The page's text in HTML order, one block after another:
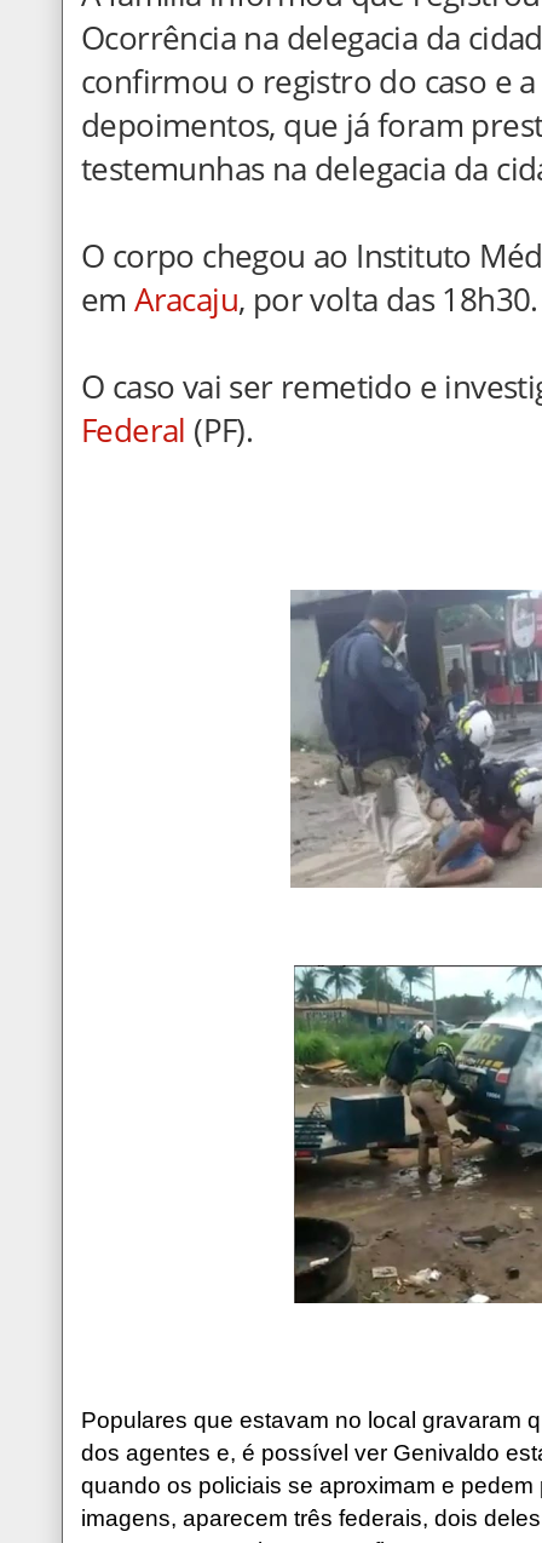
Ocorrência na delegacia da
confirmou o registro do caso e
depoimentos, que já foram
testemunhas na delegacia da
O corpo chegou ao Instituto
emAracaju, por volta das 18h30.
O caso vai ser remetido e
Federal (PF).
Populares que estavam no local gravaram
dos agentes e, é possível ver Genivaldo
quando os policiais se aproximam e
imagens, aparecem três federais, dois